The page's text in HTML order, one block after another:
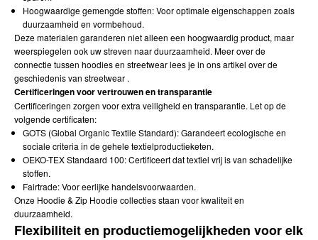
Hoogwaardige gemengde stoffen: Voor optimale eigenschappen zoals
duurzaamheid en vormbehoud.
Deze materialen garanderen niet alleen een hoogwaardig product, maar
weerspiegelen ook uw streven naar duurzaamheid. Meer over de
connectie tussen hoodies en streetwear lees je in ons artikel overde
geschiedenis van streetwear .
Certificeringen voor vertrouwen en transparantie
Certificeringen zorgen voor extra veiligheid en transparantie. Let op de
volgende certificaten:
GOTS (Global Organic Textile Standard): Garandeert ecologische en
sociale criteria in de gehele textielproductieketen.
OEKO-TEX Standaard 100: Certificeert dat textiel vrij is van schadelijke
stoffen.
Fairtrade: Voor eerlijke handelsvoorwaarden.
Onze Hoodie & Zip Hoodiecollecties staan ​​voor kwaliteit en
duurzaamheid.
Flexibiliteit en productiemogelijkheden voor elk